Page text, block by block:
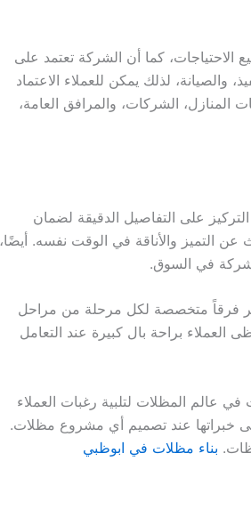
كما أن الشركة تعتمد على
لذلك يمكن للعملاء الاعتماد
الشركات، والمرافق العامة،
على التفاصيل الدقيقة لضمان
التميز والأناقة في الوقت نفسه. أيضًا،
في السوق.
فرقاً متخصصة لكل مرحلة من مراحل
العملاء براحة بال كبيرة عند التعامل
عالم المظلات لتلبية رغبات العملاء
خبراتها عند تصميم أي مشروع مظلات.
بناء مظلات في ابوظبي